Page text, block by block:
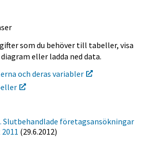
som du behöver till tabeller, visa
eller ladda ned data.
och deras variabler
Slutbehandlade företagsansökningar
(29.6.2012)